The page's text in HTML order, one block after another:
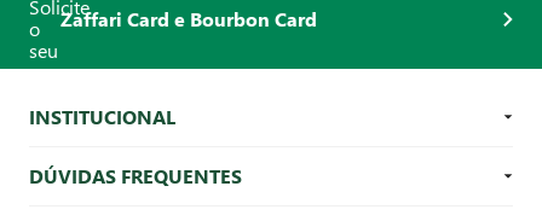
Zaffari Card e Bourbon Card
INSTITUCIONAL
DÚVIDAS FREQUENTES